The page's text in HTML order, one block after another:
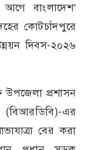
বাংলাদেশ’
কোটচাঁদপুরে
দিবস-২০২৬
উপজেলা প্রশাসন
(বিআরডিবি)-এর
বের করা